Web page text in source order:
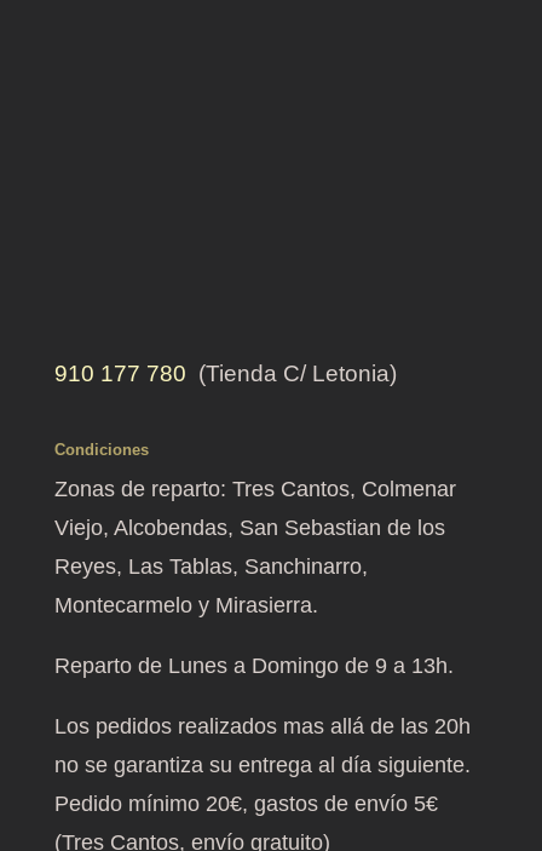
910 177 780 (Tienda C/ Letonia)
Condiciones
Zonas de reparto: Tres Cantos, Colmenar
Viejo, Alcobendas, San Sebastian de los
Reyes, Las Tablas, Sanchinarro,
Montecarmelo y Mirasierra.
Reparto de Lunes a Domingo de 9 a 13h.
Los pedidos realizados mas allá de las 20h
no se garantiza su entrega al día siguiente.
Pedido mínimo 20€, gastos de envío 5€
(Tres Cantos, envío gratuito)